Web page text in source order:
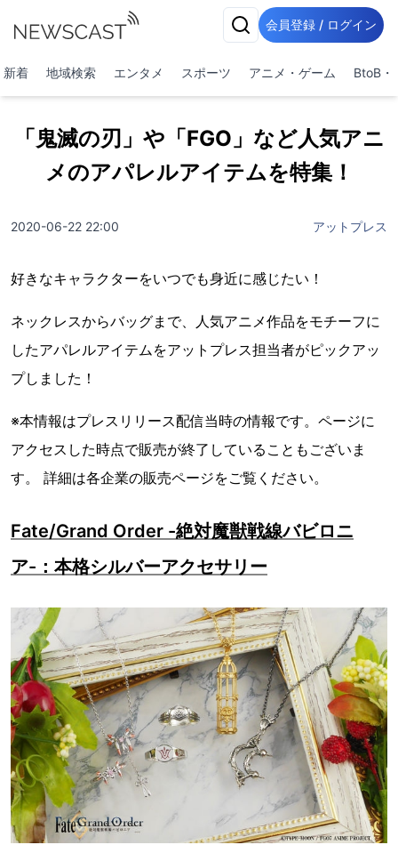
会員登録 / ログイン
新着 地域検索 エンタメ スポーツ アニメ・ゲーム BtoB・
「鬼滅の刃」や「FGO」など人気アニ
メのアパレルアイテムを特集！
2020-06-22 22:00 アットプレス
好きなキャラクターをいつでも身近に感じたい！
ネックレスからバッグまで、人気アニメ作品をモチーフに
したアパレルアイテムをアットプレス担当者がピックアッ
プしました！
※本情報はプレスリリース配信当時の情報です。ページに
アクセスした時点で販売が終了していることもございま
す。 詳細は各企業の販売ページをご覧ください。
Fate/Grand Order -絶対魔獣戦線バビロニ
ア-：本格シルバーアクセサリー